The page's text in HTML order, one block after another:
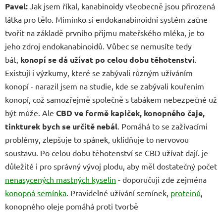
Pavel: Jak jsem říkal, kanabinoidy všeobecně jsou přirozená
látka pro tělo. Miminko si endokanabinoidní systém začne
tvořit na základě prvního přijmu mateřského mléka, je to
jeho zdroj endokanabinoidů. Vůbec se nemusíte tedy
bát, konopí se dá užívat po celou dobu těhotenství
Existují i výzkumy, které se zabývali různým užíváním
konopí - narazil jsem na studie, kde se zabývali kouřením
konopí, což samozřejmě společně s tabákem nebezpečné už
být může. Ale CBD ve formě kapiček, konopného čaje,
tinkturek bych se určitě nebál . Pomáhá to se zažívacími
problémy, zlepšuje to spánek, uklidňuje to nervovou
soustavu. Po celou dobu těhotenství se CBD užívat dají. je
důležité i pro správný vývoj plodu, aby měl dostatečný počet
nenasycených mastných kyselin - doporučuji zde zejména
konopná semínka . Pravidelné užívání semínek, proteinů
konopného oleje pomáhá proti tvorbě